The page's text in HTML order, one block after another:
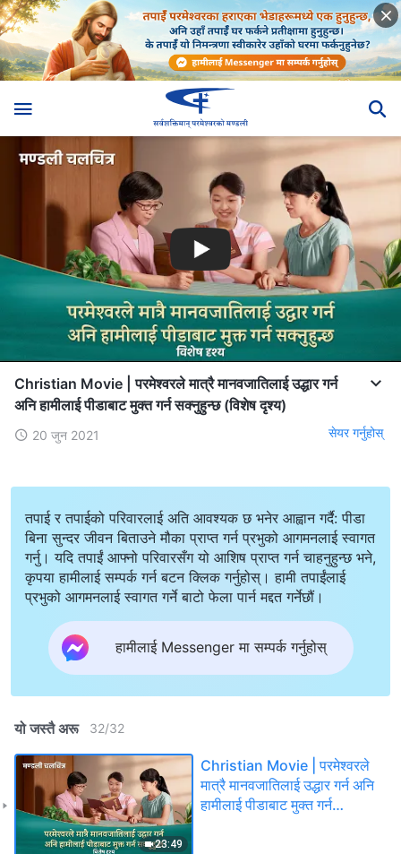
Christian Movie | परमेश्‍वरले मात्रै मानवजातिलाई उद्धार गर्न
अनि हामीलाई पीडाबाट मुक्त गर्न सक्‍नुहुन्छ (विशेष दृश्य)
20 जुन 2021 सेयर गर्नुहोस्
तपाई र तपाईको परिवारलाई अति आवश्यक छ भनेर आह्वान गर्दै: पीडा
बिना सुन्दर जीवन बिताउने मौका प्राप्त गर्न प्रभुको आगमनलाई स्वागत
गर्नु। यदि तपाईं आफ्नो परिवारसँग यो आशिष प्राप्त गर्न चाहनुहुन्छ भने,
कृपया हामीलाई सम्पर्क गर्न बटन क्लिक गर्नुहोस्। हामी तपाईंलाई
प्रभुको आगमनलाई स्वागत गर्ने बाटो फेला पार्न मद्दत गर्नेछौं।
हामीलाई Messenger मा सम्पर्क गर्नुहोस्
यो जस्तै अरू 32/32
23:49
Christian Movie | परमेश्‍वरले
मात्रै मानवजातिलाई उद्धार गर्न अनि
हामीलाई पीडाबाट मुक्त गर्न